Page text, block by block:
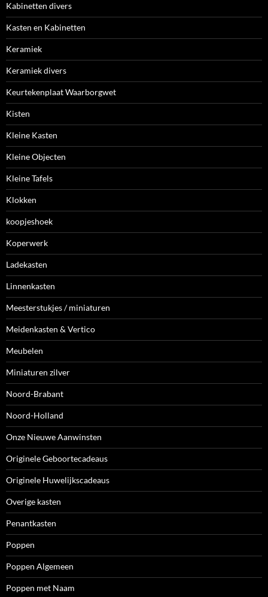
Kabinetten divers
Kasten en Kabinetten
Keramiek
Keramiek divers
Keurtekenplaat Waarborgwet
Kisten
Kleine Kasten
Kleine Objecten
Kleine Tafels
Klokken
koopjeshoek
Koperwerk
Ladekasten
Linnenkasten
Meesterstukjes / miniaturen
Meidenkasten & Vertico
Meubelen
Miniaturen zilver
Noord-Brabant
Noord-Holland
Onze Nieuwe Aanwinsten
Originele Geboortecadeaus
Originele Huwelijkscadeaus
Overige kasten
Penantkasten
Poppen
Poppen Algemeen
Poppen met Naam